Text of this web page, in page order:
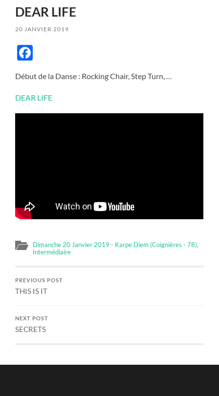
DEAR LIFE
20 JANVIER 2019
Début de la Danse : Rocking Chair, Step Turn, …
DEAR LIFE
Dimanche 20 Janvier 2019 - Karpe Diem (Coignières - 78),
Intermédiaire
PREVIOUS POST
THIS IS IT
NEXT POST
SECRETS